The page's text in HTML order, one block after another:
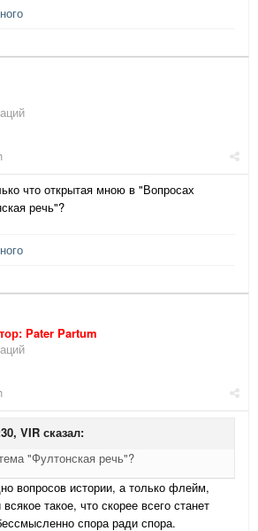
что открытая мною в "Вопросах
речь"?
Pater Partum
VIR сказал:
"Фултонская речь"?
вопросов истории, а только флейм,
такое, что скорее всего станет
спора ради спора.